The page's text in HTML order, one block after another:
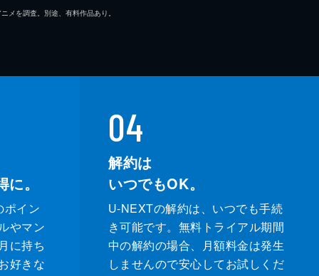
を調査。別途、有料作品あり。
。
ポイン
やマン
に持ち
好きな
04
解約は
いつでもOK。
U-NEXTの解約は、いつでも手続
き可能です。無料トライアル期間
中の解約の場合、月額料金は発生
しませんので安心してお試しくだ